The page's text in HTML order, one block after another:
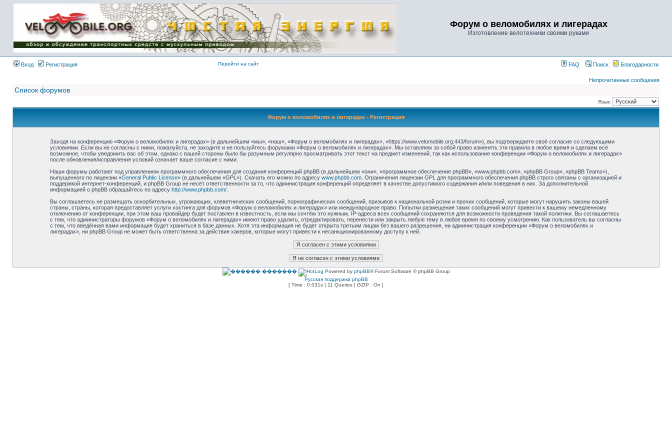
Имя пользователя:
Пароль:
{ LOG_ME_IN_SHORT
}
Форум о веломобилях и лигерадах
Изготовление велотехники своими руками
Вход Регистрация Перейти на сайт FAQ Поиск Благодарности
Непрочитанные сообщения
Список форумов
Язык:
Форум о веломобилях и лигерадах - Регистрация
Заходя на конференцию «Форум о веломобилях и лигерадах» (в дальнейшем «мы», «наш», «Форум о веломобилях и лигерадах», «https://www.velomobile.org:443/forum»), вы подтверждаете своё согласие со следующими
условиями. Если вы не согласны с ними, пожалуйста, не заходите и не пользуйтесь форумами «Форум о веломобилях и лигерадах». Мы оставляем за собой право изменять эти правила в любое время и сделаем всё
возможное, чтобы уведомить вас об этом, однако с вашей стороны было бы разумным регулярно просматривать этот текст на предмет изменений, так как использование конференции «Форум о веломобилях и лигерадах»
после обновления/исправления условий означает ваше согласие с ними.
Наши форумы работают под управлением программного обеспечения для создания конференций phpBB (в дальнейшем «они», «программное обеспечение phpBB», «www.phpbb.com», «phpBB Group», «phpBB Teams»),
выпущенного по лицензии «General Public License» (в дальнейшем «GPL»). Скачать его можно по адресу www.phpbb.com . Ограничения лицензии GPL для программного обеспечения phpBB строго связаны с организацией и
поддержкой интернет-конференций, и phpBB Group не несёт ответственности за то, что администрация конференций определяет в качестве допустимого содержания и/или поведения в них. За дополнительной
информацией о phpBB обращайтесь по адресу http://www.phpbb.com/
Вы соглашаетесь не размещать оскорбительных, угрожающих, клеветнических сообщений, порнографических сообщений, призывов к национальной розни и прочих сообщений, которые могут нарушить законы вашей
страны, страны, которая предоставляет услуги хостинга для форумов «Форум о веломобилях и лигерадах» или международное право. Попытки размещения таких сообщений могут привести к вашему немедленному
отключению от конференции, при этом ваш провайдер будет поставлен в известность, если мы сочтём это нужным. IP-адреса всех сообщений сохраняются для возможности проведения такой политики. Вы соглашаетесь
с тем, что администраторы форумов «Форум о веломобилях и лигерадах» имеют право удалить, отредактировать, перенести или закрыть любую тему в любое время по своему усмотрению. Как пользователь вы согласны
с тем, что введённая вами информация будет храниться в базе данных. Хотя эта информация не будет открыта третьим лицам без вашего разрешения, ни администрация конференции «Форум о веломобилях и
лигерадах», ни phpBB Group не может быть ответственна за действия хакеров, которые могут привести к несанкционированному доступу к ней.
Powered by phpBB® Forum Software © phpBB Group
Русская поддержка phpBB
[ Time : 0.031s | 11 Queries | GZIP : On ]